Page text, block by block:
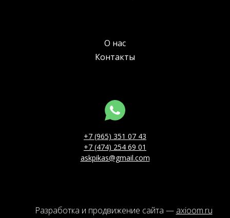
О нас
Контакты
+7 (965) 351 07 43
+7 (474) 254 69 01
askpikas@gmail.com
Разработка и продвижение сайта — axioom.ru